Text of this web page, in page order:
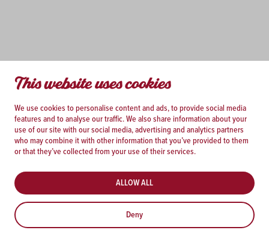
This website uses cookies
We use cookies to personalise content and ads, to provide social media
features and to analyse our traffic. We also share information about your
use of our site with our social media, advertising and analytics partners
who may combine it with other information that you’ve provided to them
or that they’ve collected from your use of their services.
ALLOW ALL
Deny